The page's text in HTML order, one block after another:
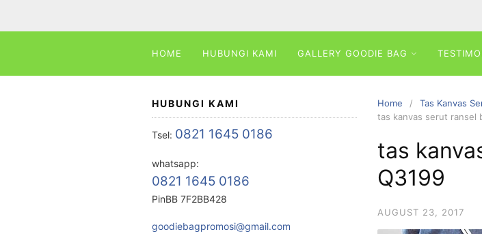
HOME HUBUNGI KAMI GALLERY GOODIE BAG
Home
Tas Kanvas
tas kanvas serut ransel
tas
Q3199
AUGUST 23, 2017
HUBUNGI KAMI
Tsel: 0821 1645 0186
whatsapp:
0821 1645 0186
PinBB 7F2BB428
goodiebagpromosi@gmail.com